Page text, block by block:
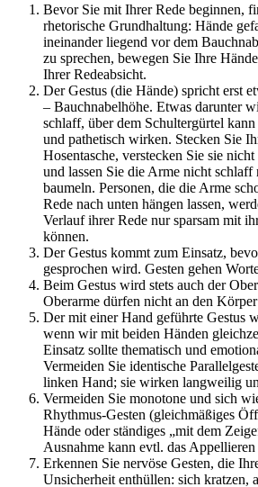
Bevor Sie mit Ihrer Rede beginnen,
rhetorische Grundhaltung: Hände
ineinander liegend vor dem
zu sprechen, bewegen Sie Ihre
Ihrer Redeabsicht.
Der Gestus (die Hände) spricht erst
– Bauchnabelhöhe. Etwas darunter
schlaff, über dem Schultergürtel
und pathetisch wirken. Stecken Sie
Hosentasche, verstecken Sie sie
und lassen Sie die Arme nicht schlaff
baumeln. Personen, die die Arme
Rede nach unten hängen lassen,
Verlauf ihrer Rede nur sparsam mit
können.
Der Gestus kommt zum Einsatz,
gesprochen wird. Gesten gehen
Beim Gestus wird stets auch der
Oberarme dürfen nicht an den
Der mit einer Hand geführte Gestus
wenn wir mit beiden Händen
Einsatz sollte thematisch und
Vermeiden Sie identische
linken Hand; sie wirken langweilig
Vermeiden Sie monotone und sich
Rhythmus-Gesten (gleichmäßiges
Hände oder ständiges „mit dem
Ausnahme kann evtl. das Appellieren
Erkennen Sie nervöse Gesten, die
Unsicherheit enthüllen: sich kratzen,